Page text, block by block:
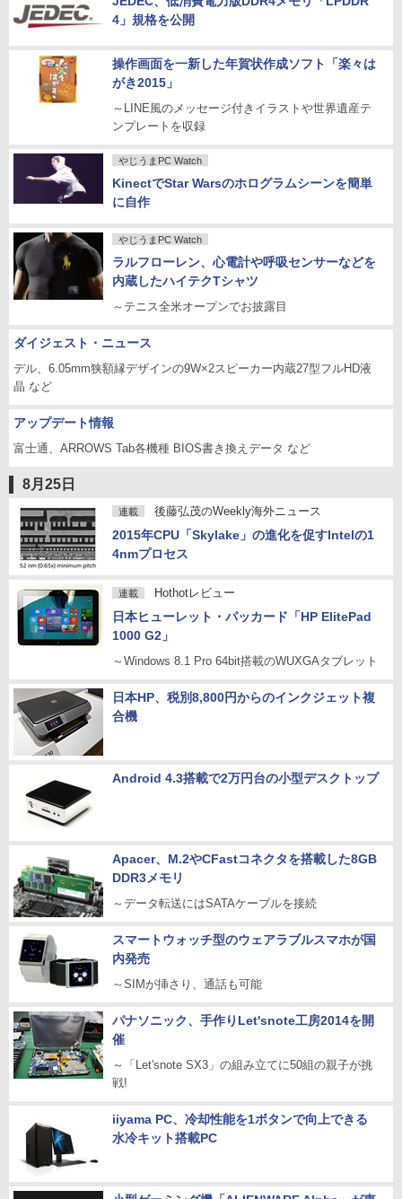
4」規格を公開
操作画面を一新した年賀状作成ソフト「楽々は
がき2015」
～LINE風のメッセージ付きイラストや世界遺産テ
ンプレートを収録
やじうまPC Watch
KinectでStar Warsのホログラムシーンを簡単
に自作
やじうまPC Watch
ラルフローレン、心電計や呼吸センサーなどを
内蔵したハイテクTシャツ
～テニス全米オープンでお披露目
ダイジェスト・ニュース
デル、6.05mm狭額縁デザインの9W×2スピーカー内蔵27型フルHD液
晶 など
アップデート情報
富士通、ARROWS Tab各機種 BIOS書き換えデータ など
8月25日
連載 後藤弘茂のWeekly海外ニュース
2015年CPU「Skylake」の進化を促すIntelの1
4nmプロセス
連載 Hothotレビュー
日本ヒューレット・パッカード「HP ElitePad
1000 G2」
～Windows 8.1 Pro 64bit搭載のWUXGAタブレット
日本HP、税別8,800円からのインクジェット複
合機
Android 4.3搭載で2万円台の小型デスクトップ
Apacer、M.2やCFastコネクタを搭載した8GB
DDR3メモリ
～データ転送にはSATAケーブルを接続
スマートウォッチ型のウェアラブルスマホが国
内発売
～SIMが挿さり、通話も可能
パナソニック、手作りLet'snote工房2014を開
催
～「Let'snote SX3」の組み立てに50組の親子が挑
戦!
iiyama PC、冷却性能を1ボタンで向上できる
水冷キット搭載PC